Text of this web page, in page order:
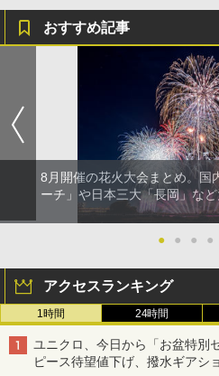
おすすめ記事
8月開催の花火大会まとめ。国
ーチ」や日本三大「長岡」な
● ● ● ●
アクセスランキング
1時間 24時間
ユニクロ、今日から「お盆特別
ピース待望値下げ、撥水ギアシ